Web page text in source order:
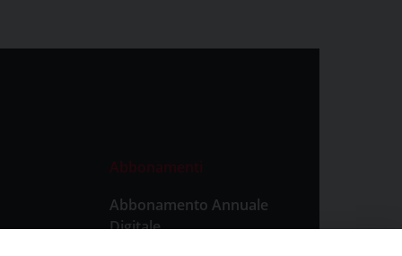
Abbonamenti
Abbonamento Annuale
Digitale